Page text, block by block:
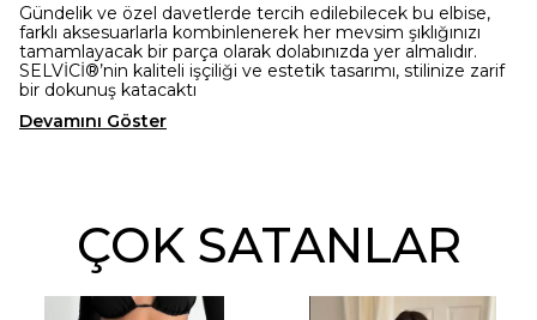
Gündelik ve özel davetlerde tercih edilebilecek bu elbise,
farklı aksesuarlarla kombinlenerek her mevsim şıklığınızı
tamamlayacak bir parça olarak dolabınızda yer almalıdır.
SELVİCİ®’nin kaliteli işçiliği ve estetik tasarımı, stilinize zarif
bir dokunuş katacaktı
Devamını Göster
ÇOK SATANLAR